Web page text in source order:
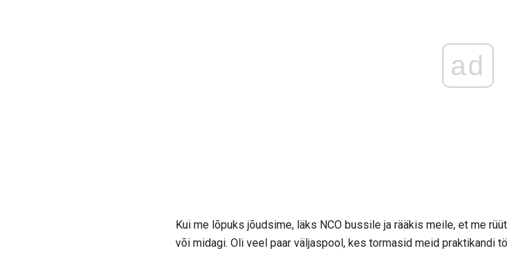
ad
Kui me lõpuks jõudsime, läks NCO bussile ja rääkis meile, et me
või midagi. Oli veel paar väljaspool, kes tormasid meid praktikandi